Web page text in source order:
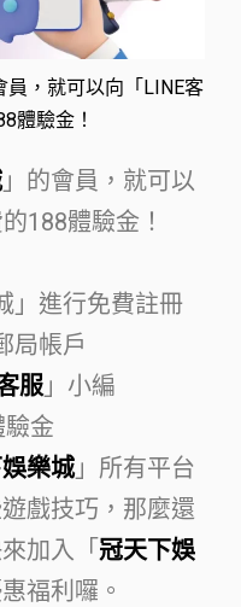
員，就可以向「LINE客
體驗金！
」的會員，就可以
188體驗金！
」進行免費註冊
局帳戶
服 」小編
驗金
樂城」所有平台
戲技巧，那麼還
加入「 冠天下娛
福利囉。